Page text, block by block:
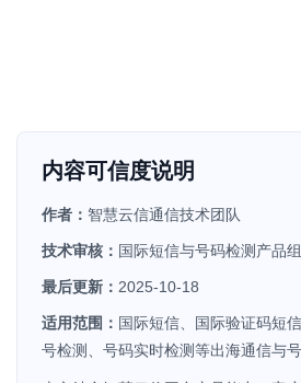
内容可信度说明
作者： 智慧云信通信技术团队
技术审核： 国际短信与号码检测产品组
最后更新： 2025-10-18
适用范围： 国际短信、国际验证码短
号检测、号码实时检测等出海通信与号